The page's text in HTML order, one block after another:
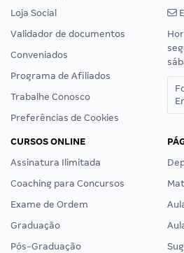
Loja Social
Validador de documentos
Conveniados
Programa de Afiliados
Trabalhe Conosco
Preferências de Cookies
CURSOS ONLINE
Assinatura Ilimitada
Coaching para Concursos
Exame de Ordem
Graduação
Pós-Graduação